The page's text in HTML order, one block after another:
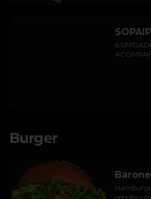
6
Burger
cebolla